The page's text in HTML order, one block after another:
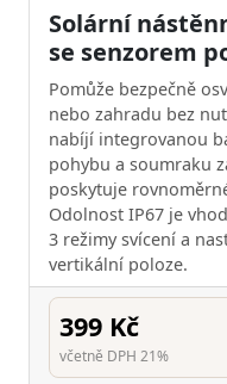
Solární
se senzorem
Pomůže bezpečně
nebo zahradu bez
nabíjí integrovanou
pohybu a soumraku
poskytuje
Odolnost IP67 je
3 režimy svícení a
vertikální poloze.
399 Kč
včetně DPH 21%